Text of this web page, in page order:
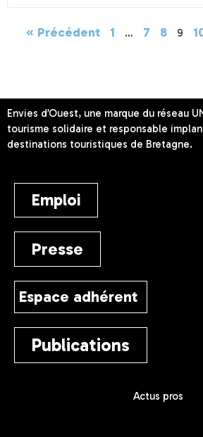
« Précédent 1 … 7 8 9
Envies d’Ouest, une marque du réseau
tourisme solidaire et responsable
destinations touristiques de Bretagne.
Emploi
Presse
Espace adhérent
Publications
Actus pros